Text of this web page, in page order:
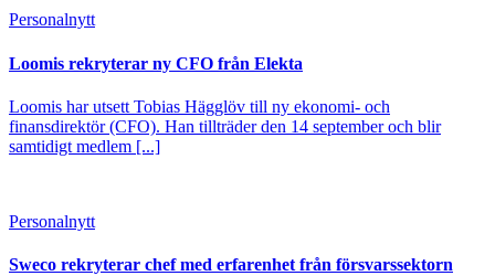
Personalnytt
Loomis rekryterar ny CFO från Elekta
Loomis har utsett Tobias Hägglöv till ny ekonomi- och
finansdirektör (CFO). Han tillträder den 14 september och blir
samtidigt medlem [...]
Personalnytt
Sweco rekryterar chef med erfarenhet från försvarssektorn